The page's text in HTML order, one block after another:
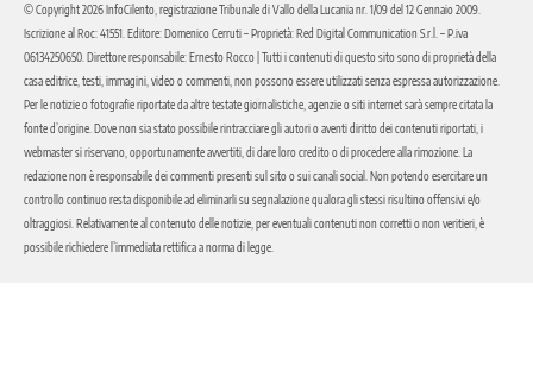
© Copyright 2026 InfoCilento, registrazione Tribunale di Vallo della Lucania nr. 1/09 del 12 Gennaio 2009.
Iscrizione al Roc: 41551. Editore: Domenico Cerruti – Proprietà: Red Digital Communication S.r.l. – P.iva
06134250650. Direttore responsabile: Ernesto Rocco | Tutti i contenuti di questo sito sono di proprietà della
casa editrice, testi, immagini, video o commenti, non possono essere utilizzati senza espressa autorizzazione.
Per le notizie o fotografie riportate da altre testate giornalistiche, agenzie o siti internet sarà sempre citata la
fonte d’origine. Dove non sia stato possibile rintracciare gli autori o aventi diritto dei contenuti riportati, i
webmaster si riservano, opportunamente avvertiti, di dare loro credito o di procedere alla rimozione. La
redazione non è responsabile dei commenti presenti sul sito o sui canali social. Non potendo esercitare un
controllo continuo resta disponibile ad eliminarli su segnalazione qualora gli stessi risultino offensivi e/o
oltraggiosi. Relativamente al contenuto delle notizie, per eventuali contenuti non corretti o non veritieri, è
possibile richiedere l’immediata rettifica a norma di legge.